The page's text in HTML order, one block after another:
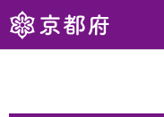
京都府